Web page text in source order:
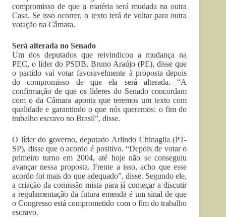
compromisso de que a matéria será mudada na outra
Casa. Se isso ocorrer, o texto terá de voltar para outra
votação na Câmara.
Será alterada no Senado
Um dos deputados que reivindicou a mudança na
PEC, o líder do PSDB, Bruno Araújo (PE), disse que
o partido vai votar favoravelmente à proposta depois
do compromisso de que ela será alterada. “A
confirmação de que os líderes do Senado concordam
com o da Câmara aponta que teremos um texto com
qualidade e garantindo o que nós queremos: o fim do
trabalho escravo no Brasil”, disse.
O líder do governo, deputado Arlindo Chinaglia (PT-
SP), disse que o acordo é positivo. “Depois de votar o
primeiro turno em 2004, até hoje não se conseguiu
avançar nessa proposta. Frente a isso, acho que esse
acordo foi mais do que adequado”, disse. Segundo ele,
a criação da comissão mista para já começar a discutir
a regulamentação da futura emenda é um sinal de que
o Congresso está comprometido com o fim do trabalho
escravo.